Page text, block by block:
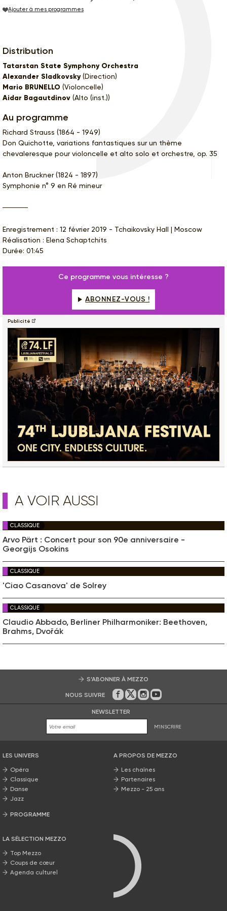
Ajouter à mes programmes
Distribution
Tatarstan State Symphony Orchestra
Alexander Sladkovsky(Direction)
Mario BRUNELLO (Violoncelle)
Aidar Bagautdinov (Alto (inst.))
Au programme
Richard Strauss (1864 - 1949)
Don Quichotte, variations fantastiques sur un thème
chevaleresque pour violoncelle et alto solo et orchestre, op. 35
Anton Bruckner (1824 - 1897)
Symphonie n° 9 en Ré mineur
Enregistrement : 12 février 2019 - Tchaikovsky Hall | Moscow
Réalisation : Elena Schaptchits
Durée: 01:45
Ce programme vous intéresse ?
ABONNEZ-VOUS !
Publicité
A VOIR AUSSI
CLASSIQUE
Arvo Pärt : Concert pour son 90e anniversaire -
Georgijs Osokins
CLASSIQUE
'Ciao Casanova' de Solrey
CLASSIQUE
Claudio Abbado, Berliner Philharmoniker: Beethoven,
Brahms, Dvořák
S’ABONNER À MEZZO
NOUS SUIVRE Sur Facebook
Sur Twitter
Sur Instagram
Sur Youtube
NEWSLETTER
M'INSCRIRE
LES UNIVERS
Opéra
Classique
Danse
Jazz
PROGRAMME
LA SÉLECTION MEZZO
Top Mezzo
Coups de cœur
Agenda culturel
A PROPOS DE MEZZO
Les chaînes
Partenaires
Mezzo - 25 ans